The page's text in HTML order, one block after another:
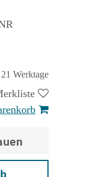
Werktage